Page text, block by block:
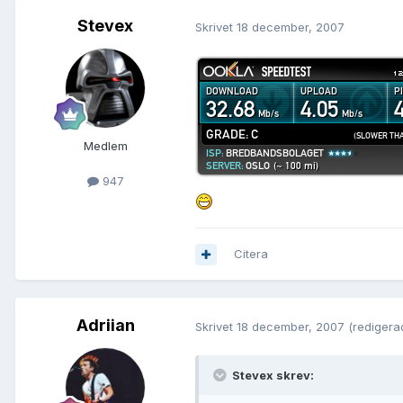
Stevex
Medlem
947
Skrivet 18 december, 2007
Citera
Adriian Skrivet 18 december, 2007
Stevex skrev: